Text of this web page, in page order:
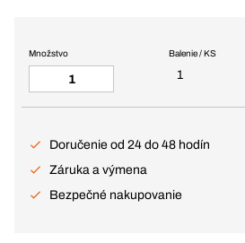
Balenie / KS
1
Množstvo
Doručenie od 24 do 48 hodín
Záruka a výmena
Bezpečné nakupovanie